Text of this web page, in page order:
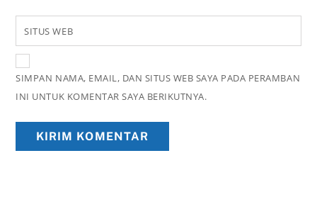
SITUS WEB
SIMPAN NAMA, EMAIL, DAN SITUS WEB SAYA PADA PERAMBAN
INI UNTUK KOMENTAR SAYA BERIKUTNYA.